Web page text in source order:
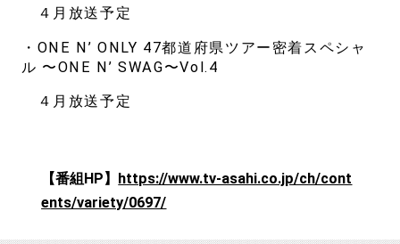
４月放送予定
・ONE N’ ONLY 47都道府県ツアー密着スペシャ
ル 〜ONE N’ SWAG〜Vol.4
４月放送予定
【番組HP】 https://www.tv-asahi.co.jp/ch/cont
ents/variety/0697/